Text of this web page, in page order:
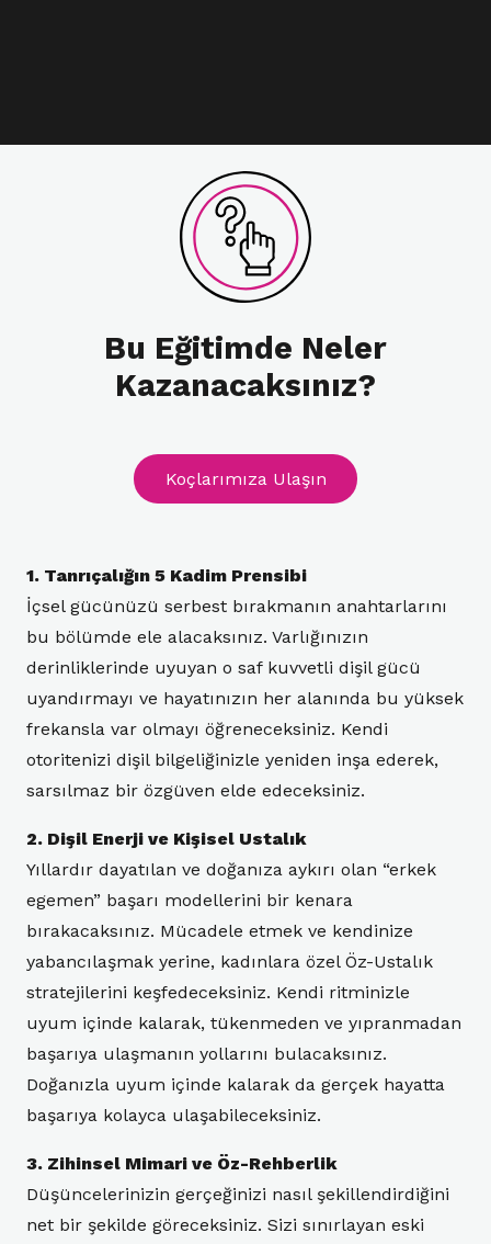
Bu Eğitimde Neler
Kazanacaksınız?
Koçlarımıza Ulaşın
1. Tanrıçalığın 5 Kadim Prensibi
İçsel gücünüzü serbest bırakmanın anahtarlarını
bu bölümde ele alacaksınız. Varlığınızın
derinliklerinde uyuyan o saf kuvvetli dişil gücü
uyandırmayı ve hayatınızın her alanında bu yüksek
frekansla var olmayı öğreneceksiniz. Kendi
otoritenizi dişil bilgeliğinizle yeniden inşa ederek,
sarsılmaz bir özgüven elde edeceksiniz.
2. Dişil Enerji ve Kişisel Ustalık
Yıllardır dayatılan ve doğanıza aykırı olan “erkek
egemen” başarı modellerini bir kenara
bırakacaksınız. Mücadele etmek ve kendinize
yabancılaşmak yerine, kadınlara özel Öz-Ustalık
stratejilerini keşfedeceksiniz. Kendi ritminizle
uyum içinde kalarak, tükenmeden ve yıpranmadan
başarıya ulaşmanın yollarını bulacaksınız.
Doğanızla uyum içinde kalarak da gerçek hayatta
başarıya kolayca ulaşabileceksiniz.
3. Zihinsel Mimari ve Öz-Rehberlik
Düşüncelerinizin gerçeğinizi nasıl şekillendirdiğini
net bir şekilde göreceksiniz. Sizi sınırlayan eski